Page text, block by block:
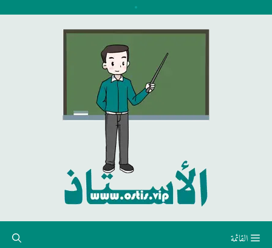
القائمة